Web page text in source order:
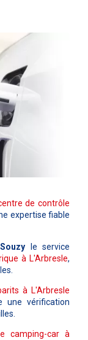
de contrôle
expertise fiable
le service
à L'Arbresle,
à L'Arbresle
une vérification
camping-car à